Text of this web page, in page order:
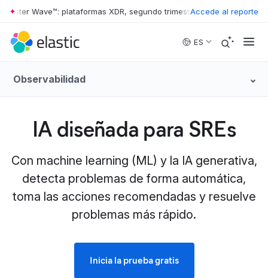
Skip to main content
Wave™: plataformas XDR, segundo trimestre de 2026 • The
Accede al reporte
ES
Observabilidad
IA diseñada para SREs
Con machine learning (ML) y la IA generativa,
detecta problemas de forma automática,
toma las acciones recomendadas y resuelve
problemas más rápido.
Inicia la prueba gratis